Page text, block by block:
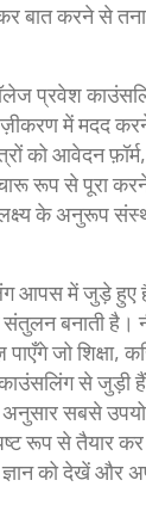
बात करने से
प्रवेश
में मदद करने
को आवेदन
रूप से पूरा
के अनुरूप
आपस में जुड़े हुए
बनाती है।
जो शिक्षा,
से जुड़ी
सबसे
रूप से तैयार
ज्ञान को देखें